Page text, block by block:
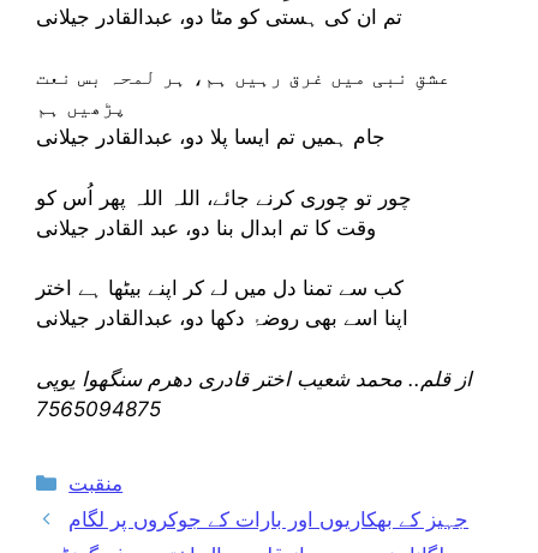
تم ان کی ہستی کو مٹا دو، عبدالقادر جیلانی
عشقِ نبی میں غرق رہیں ہم، ہر لمحہ بس نعت
پڑھیں ہم
جام ہمیں تم ایسا پلا دو، عبدالقادر جیلانی
چور تو چوری کرنے جائے، اللہ اللہ پھر اُس کو
وقت کا تم ابدال بنا دو، عبد القادر جیلانی
کب سے تمنا دل میں لے کر اپنے بیٹھا ہے اختر
اپنا اسے بھی روضۂ دکھا دو، عبدالقادر جیلانی
از قلم.. محمد شعیب اختر قادری دھرم سنگھوا یوپی
7565094875
Categories
منقبت
جہیز کے بھکاریوں اور بارات کے جوکروں پر لگام